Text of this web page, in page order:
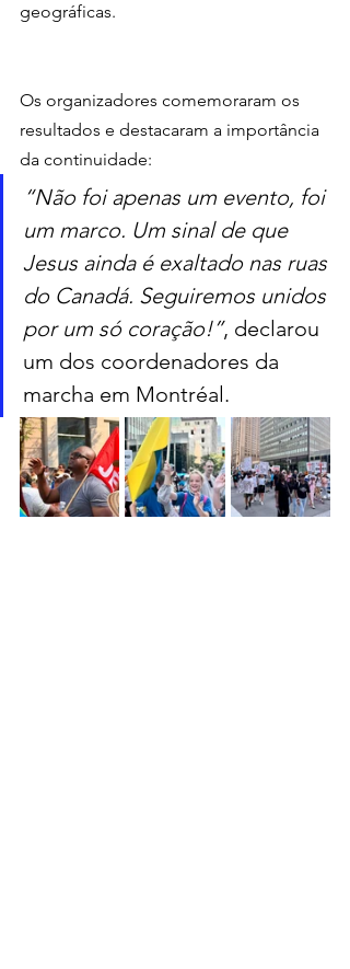
geográficas.
Os organizadores comemoraram os
resultados e destacaram a importância
da continuidade:
“Não foi apenas um evento, foi
um marco. Um sinal de que
Jesus ainda é exaltado nas ruas
do Canadá. Seguiremos unidos
por um só coração!”, declarou
um dos coordenadores da
marcha em Montréal.